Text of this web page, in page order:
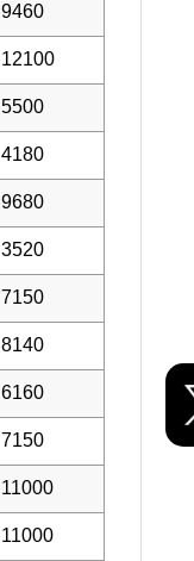
9460
12100
5500
4180
9680
3520
7150
8140
6160
7150
11000
11000